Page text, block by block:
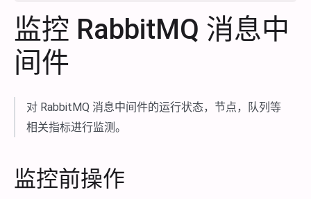
监控 RabbitMQ 消息中
间件
对 RabbitMQ 消息中间件的运行状态，节点，队列等
相关指标进行监测。
监控前操作